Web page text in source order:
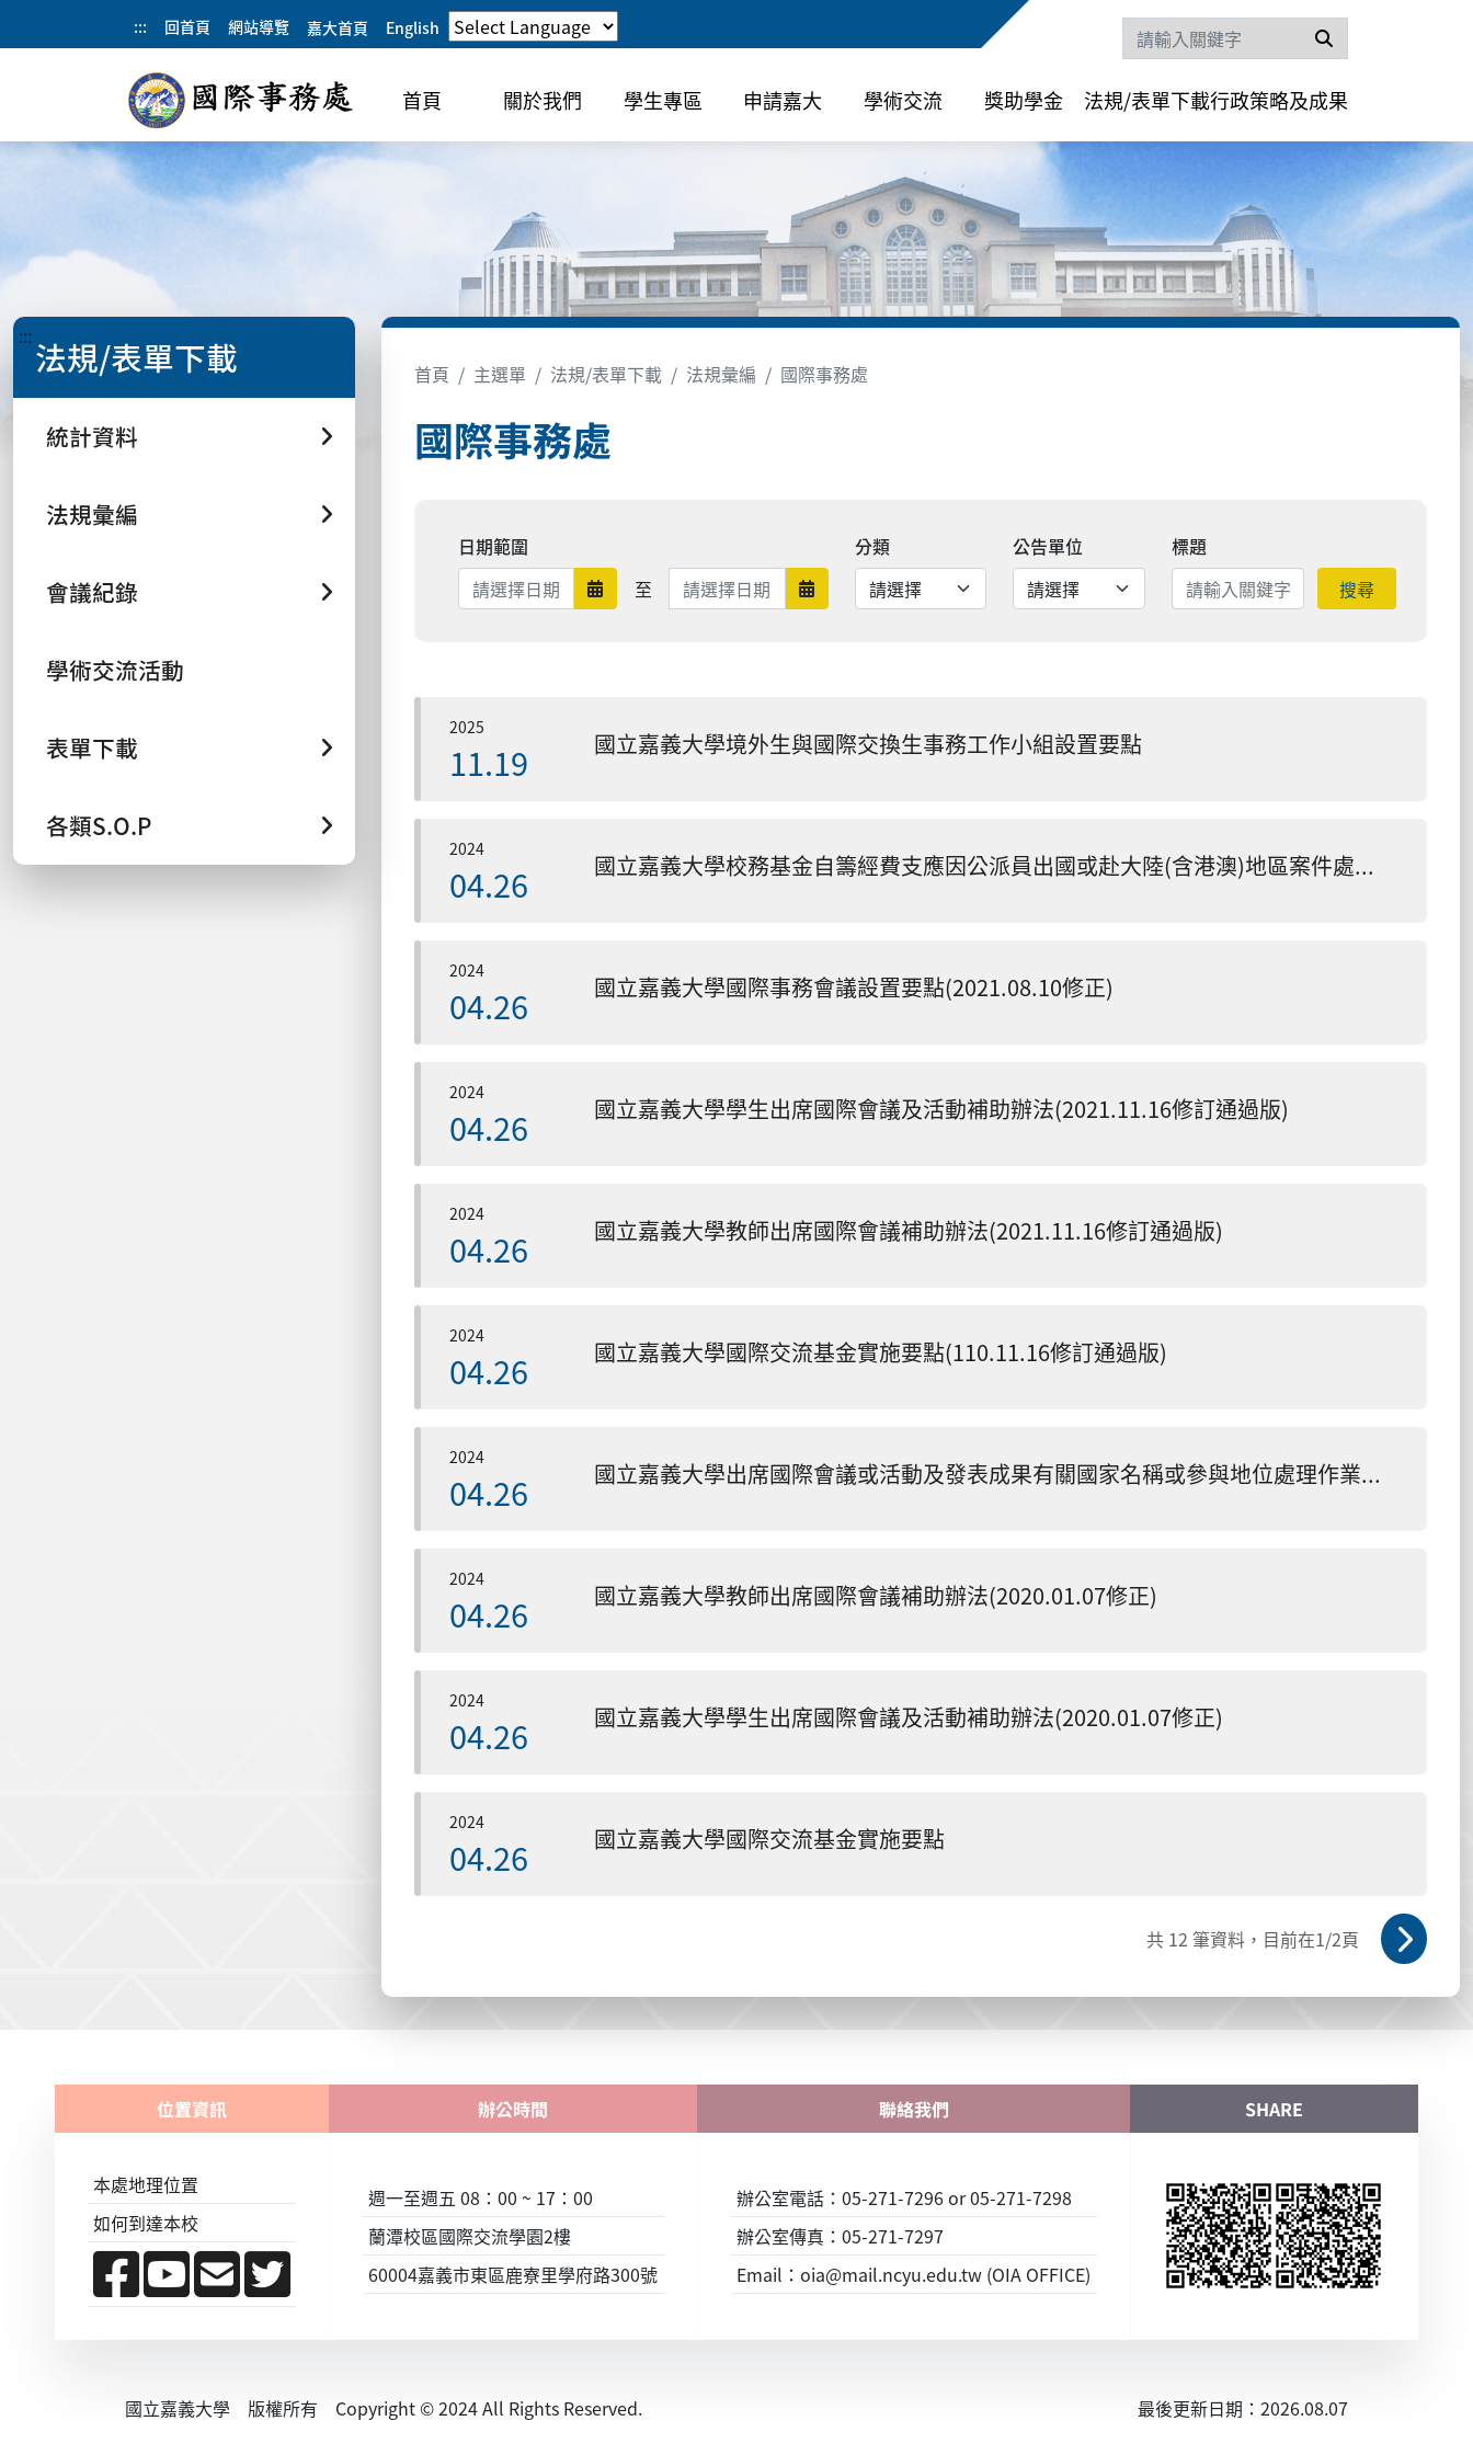
::: 回首頁 網站導覽 嘉大首頁 English
首頁 關於我們 學生專區 申請嘉大 學術交流 獎助學金 法規/表單下載行政策略及成果
::: 法規/表單下載
統計資料
法規彙編
會議紀錄
學術交流活動
表單下載
各類S.O.P
首頁 主選單 法規/表單下載 法規彙編 國際事務處
國際事務處
日期範圍
日期範圍開始
至 日期範圍結束 日期範圍結束
分類 公告單位
標題
搜尋
2025
11.19 國立嘉義大學境外生與國際交換生事務工作小組設置要點
2024
04.26 國立嘉義大學校務基金自籌經費支應因公派員出國或赴大陸(含港澳)地區案件處理要點(111.11.15修訂版)
2024
04.26 國立嘉義大學國際事務會議設置要點(2021.08.10修正)
2024
04.26 國立嘉義大學學生出席國際會議及活動補助辦法(2021.11.16修訂通過版)
2024
04.26 國立嘉義大學教師出席國際會議補助辦法(2021.11.16修訂通過版)
2024
04.26 國立嘉義大學國際交流基金實施要點(110.11.16修訂通過版)
2024
04.26 國立嘉義大學出席國際會議或活動及發表成果有關國家名稱或參與地位處理作業要點
2024
04.26 國立嘉義大學教師出席國際會議補助辦法(2020.01.07修正)
2024
04.26 國立嘉義大學學生出席國際會議及活動補助辦法(2020.01.07修正)
2024
04.26 國立嘉義大學國際交流基金實施要點
共 12 筆資料，目前在1/2頁
位置資訊 辦公時間 聯絡我們 SHARE
本處地理位置
如何到達本校
週一至週五 08：00 ~ 17：00
蘭潭校區國際交流學園2樓
60004嘉義市東區鹿寮里學府路300號
辦公室電話：05-271-7296 or 05-271-7298
辦公室傳真：05-271-7297
Email：oia@mail.ncyu.edu.tw (OIA OFFICE)
國立嘉義大學 版權所有 Copyright © 2024 All Rights Reserved. 最後更新日期：2026.08.07